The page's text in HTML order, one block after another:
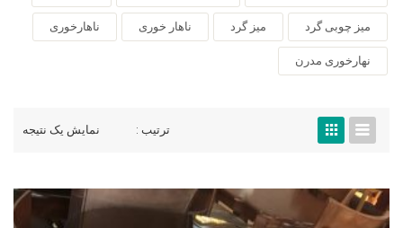
میز چوبی گرد میز گرد ناهار خوری ناهارخوری
نهارخوری مدرن
نمایش یک نتیجه ترتیب :